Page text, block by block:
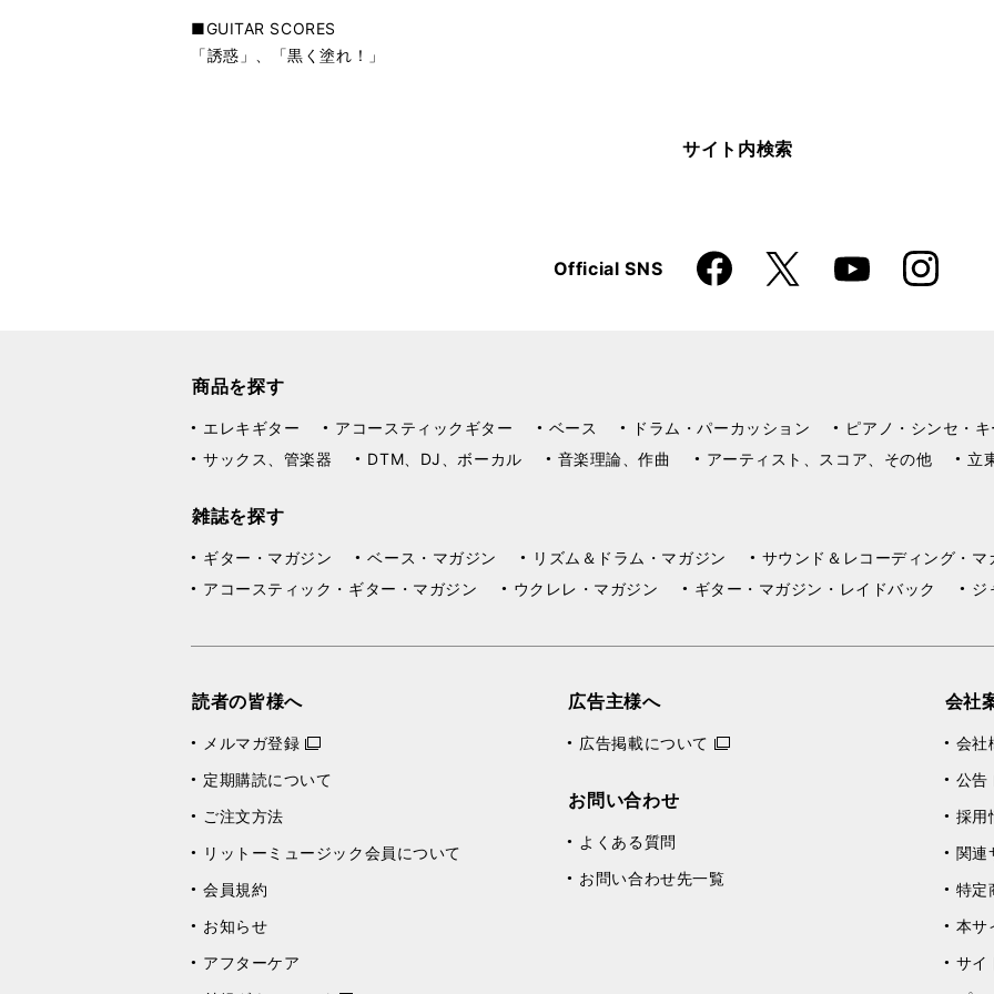
■GUITAR SCORES
「誘惑」、「黒く塗れ！」
サイト内検索
Official SNSFaceboo
k
X YouTube Instagra
m
商品を探す
エレキギター アコースティックギター ベース ドラム・パーカッション ピアノ・シンセ・キ
サックス、管楽器
DTM、DJ、ボーカル 音楽理論、作曲 アーティスト、スコア、その他 立
雑誌を探す
ギター・マガジン ベース・マガジン リズム＆ドラム・マガジン
サウンド＆レコーディング・マ
アコースティック・ギター・マガジン
ウクレレ・マガジン ギター・マガジン・レイドバック ジ
読者の皆様へ
メルマガ登録
定期購読について
ご注文方法
リットーミュージック会員について
会員規約
お知らせ
アフターケア
広告主様へ
広告掲載について
お問い合わせ
よくある質問
お問い合わせ先一覧
会社
会社
公告
採用
関連
特定
本サ
サイ